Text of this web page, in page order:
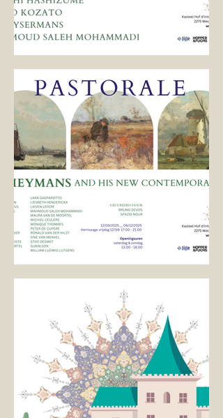
FINISSAGE — PASTORALE: Ichigo Ichie | 一期一会
contemporaries